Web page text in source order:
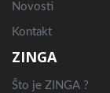
Novosti
Kontakt
ZINGA
Što je ZINGA ?